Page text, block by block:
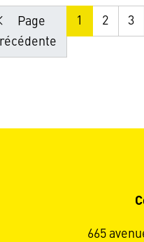
Page
1 2 3
665